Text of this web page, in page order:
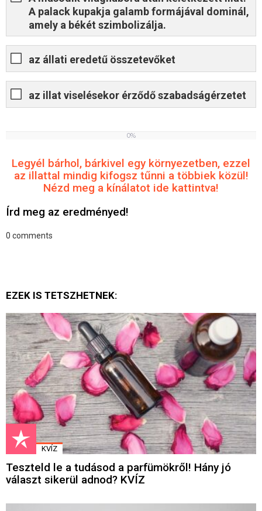
A palack kupakja galamb formájával dominál,
amely a békét szimbolizálja.
az állati eredetű összetevőket
az illat viselésekor érződő szabadságérzetet
0%
Legyél bárhol, bárkivel egy környezetben, ezzel
az illattal mindig kifogsz tűnni a többiek közül!
Nézd meg a kínálatot ide kattintva!
Írd meg az eredményed!
0 comments
EZEK IS TETSZHETNEK:
KVÍZ
Teszteld le a tudásod a parfümökről! Hány jó
választ sikerül adnod? KVÍZ